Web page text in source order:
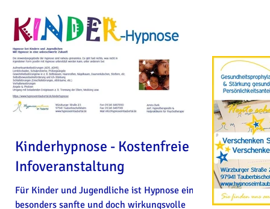
Kinderhypnose - Kostenfreie
Infoveranstaltung
Für Kinder und Jugendliche ist Hypnose eine
besonders sanfte und doch wirkungsvolle